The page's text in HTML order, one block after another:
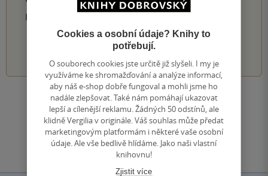
Hodnocení našich knihkupců: 0.0 z 5
3 4 5
Zobrazit všechna hodnocení
Přidat hodnocení
Cookies a osobní údaje? Knihy to
potřebují.
O souborech cookies jste určitě již slyšeli. I my je
využíváme ke shromažďování a analýze informací,
aby náš e-shop dobře fungoval a mohli jsme ho
nadále zlepšovat. Také nám pomáhají ukazovat
lepší a cílenější reklamu. Žádných 50 odstínů, ale
klidně Vergilia v originále. Váš souhlas může předat
marketingovým platformám i některé vaše osobní
údaje. Ale vše bedlivě hlídáme. Jako naši vlastní
knihovnu!
Zjistit více